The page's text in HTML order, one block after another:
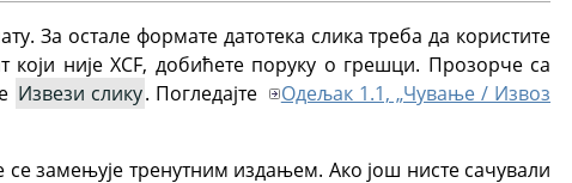
За остале формате датотека слика треба да користите
није XCF, добићете поруку о грешци. Прозорче са
Извези слику. Погледајте
Одељак 1.1, „Чување / Извоз
се замењује тренутним издањем. Ако још нисте сачували